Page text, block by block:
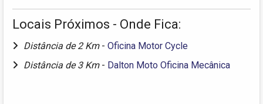
Locais Próximos - Onde Fica:
Distância de 2 Km - Oficina Motor Cycle
Distância de 3 Km - Dalton Moto Oficina Mecânica